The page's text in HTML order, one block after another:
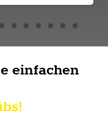
einfachen